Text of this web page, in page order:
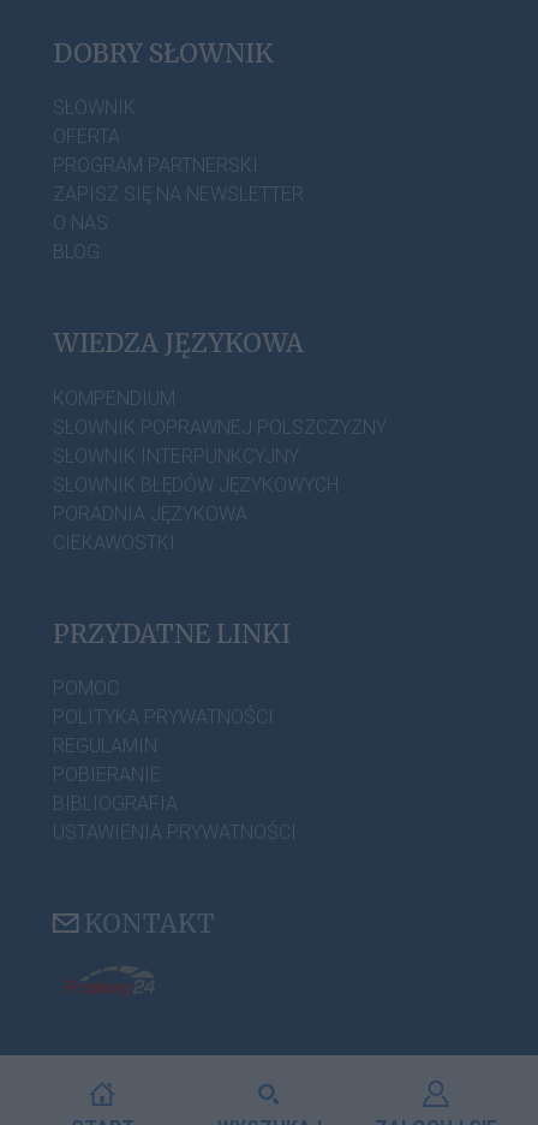
DOBRY SŁOWNIK
SŁOWNIK
OFERTA
PROGRAM PARTNERSKI
ZAPISZ SIĘ NA NEWSLETTER
O NAS
BLOG
WIEDZA JĘZYKOWA
KOMPENDIUM
SŁOWNIK POPRAWNEJ POLSZCZYZNY
SŁOWNIK INTERPUNKCYJNY
SŁOWNIK BŁĘDÓW JĘZYKOWYCH
PORADNIA JĘZYKOWA
CIEKAWOSTKI
PRZYDATNE LINKI
POMOC
POLITYKA PRYWATNOŚCI
REGULAMIN
POBIERANIE
BIBLIOGRAFIA
USTAWIENIA PRYWATNOŚCI
KONTAKT